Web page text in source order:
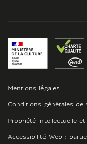
Mentions légales
Conditions générales de
Propriété intellectuelle et
Accessibilité Web :